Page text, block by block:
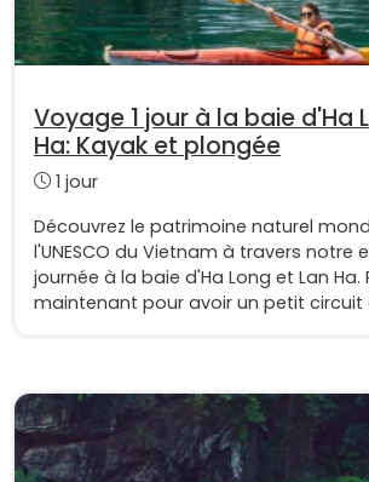
Voyage 1 jour à la baie d'Ha
Ha: Kayak et plongée
1 jour
Découvrez le patrimoine naturel
l'UNESCO du Vietnam à travers notre
journée à la baie d'Ha Long et Lan Ha.
maintenant pour avoir un petit circuit